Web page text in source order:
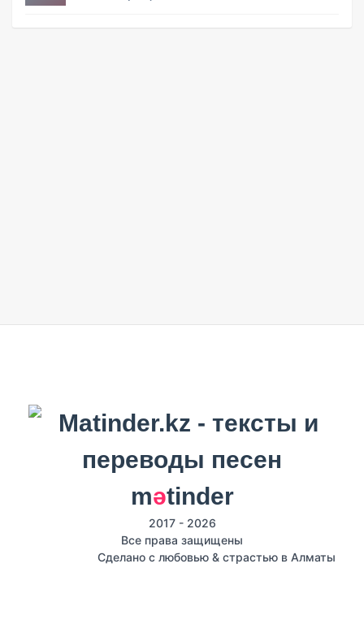
mәtinder
2017 - 2026
Все права защищены
Сделано с любовью & страстью в Алматы